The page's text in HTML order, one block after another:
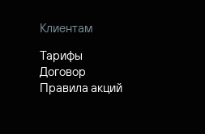
Клиентам
Тарифы
Договор
Правила акций